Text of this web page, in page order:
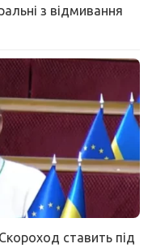
з відмивання
ставить під